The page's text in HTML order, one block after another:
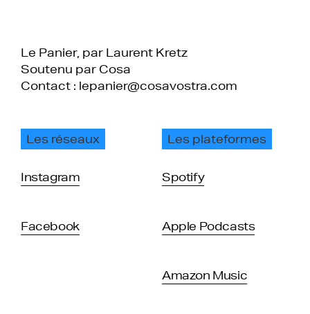
Le Panier, par Laurent Kretz
Soutenu par Cosa
Contact : lepanier@cosavostra.com
Les réseaux
Instagram
Facebook
Les plateformes
Spotify
Apple Podcasts
Amazon Music